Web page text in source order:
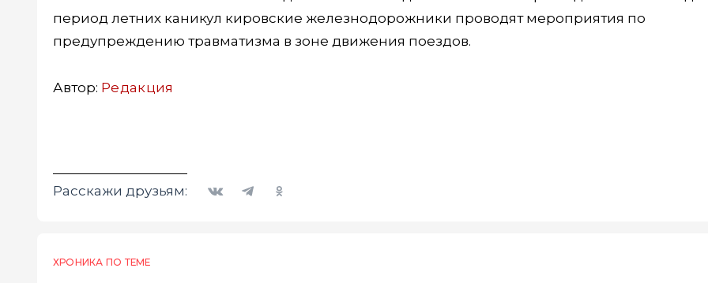
период летних каникул кировские железнодорожники проводят мероприятия по
предупреждению травматизма в зоне движения поездов.
Автор: Редакция
Расскажи друзьям:
ХРОНИКА ПО ТЕМЕ